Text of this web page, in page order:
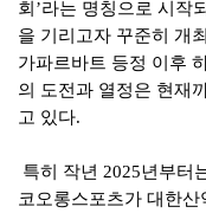
회 ’라는 명칭으로 시작
을 기리고자 꾸준히 개
가파르바트 등정 이후
의 도전과 열정은 현재
고 있다.
특히 작년 2025년부터
코오롱스포츠가 대한